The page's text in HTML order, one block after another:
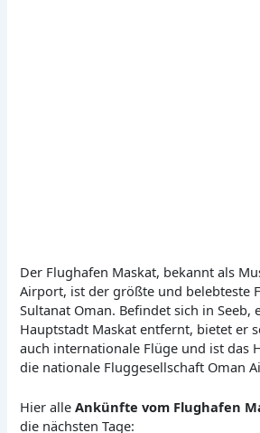
Der Flughafen Maskat, bekannt als
Airport, ist der größte und belebteste
Sultanat Oman. Befindet sich in Seeb,
Hauptstadt Maskat entfernt, bietet er
auch internationale Flüge und ist das
die nationale Fluggesellschaft Oman
Hier alleAnkünfte vom Flughafen
die nächsten Tage: